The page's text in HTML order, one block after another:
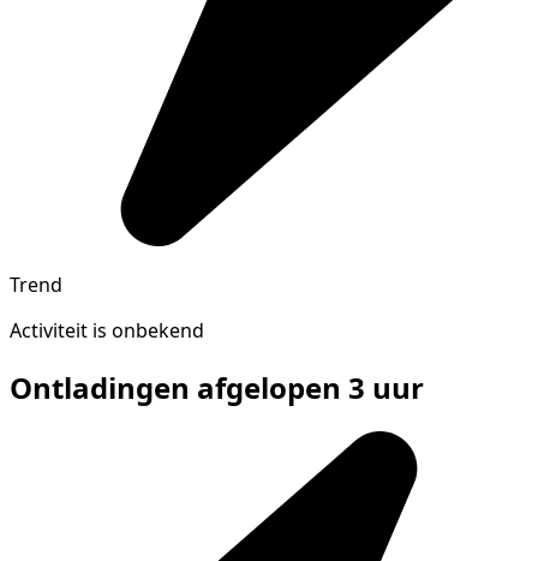
Trend
Activiteit is onbekend
Ontladingen afgelopen 3 uur